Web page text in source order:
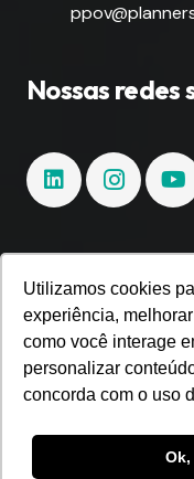
Utilizamos cookies
experiência,
como você interage
personalizar
concorda com o uso
Nossas redes
Fique por
Inscreva-se e fique
tendências e
Utilizamos cookies para
analisar como você
e personalizar conteúdo.
site, você concorda com